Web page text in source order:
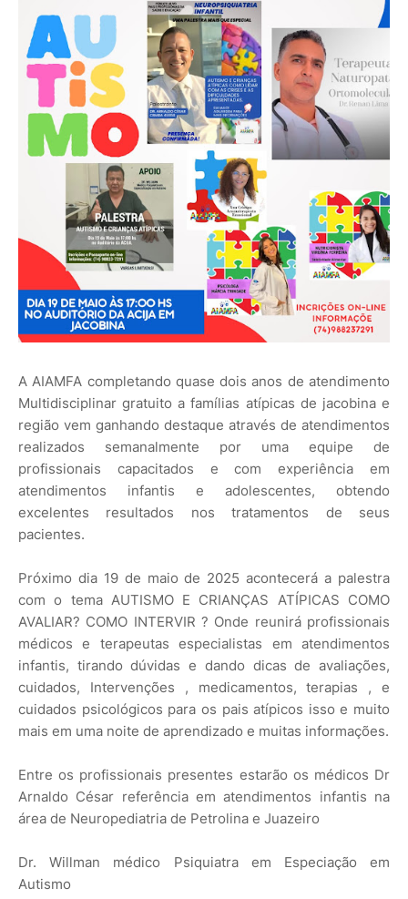
A AIAMFA completando quase dois anos de atendimento
Multidisciplinar gratuito a famílias atípicas de jacobina e
região vem ganhando destaque através de atendimentos
realizados semanalmente por uma equipe de
profissionais capacitados e com experiência em
atendimentos infantis e adolescentes, obtendo
excelentes resultados nos tratamentos de seus
pacientes.
Próximo dia 19 de maio de 2025 acontecerá a palestra
com o tema AUTISMO E CRIANÇAS ATÍPICAS COMO
AVALIAR? COMO INTERVIR ? Onde reunirá profissionais
médicos e terapeutas especialistas em atendimentos
infantis, tirando dúvidas e dando dicas de avaliações,
cuidados, Intervenções , medicamentos, terapias , e
cuidados psicológicos para os pais atípicos isso e muito
mais em uma noite de aprendizado e muitas informações.
Entre os profissionais presentes estarão os médicos Dr
Arnaldo César referência em atendimentos infantis na
área de Neuropediatria de Petrolina e Juazeiro
Dr. Willman médico Psiquiatra em Especiação em
Autismo